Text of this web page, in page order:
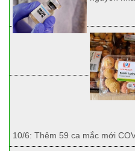
10/6: Thêm 59 ca mắc mới